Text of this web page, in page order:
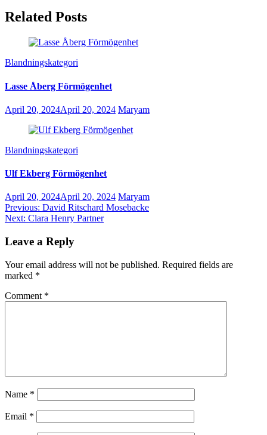
Related Posts
Blandningskategori
Lasse Åberg Förmögenhet
April 20, 2024April 20, 2024 Maryam
Blandningskategori
Ulf Ekberg Förmögenhet
April 20, 2024April 20, 2024 Maryam
Post
navigation
Previous: David Ritschard Mosebacke
Next: Clara Henry Partner
Leave a Reply
Your email address will not be published. Required fields are
marked *
Comment *
Name *
Email *